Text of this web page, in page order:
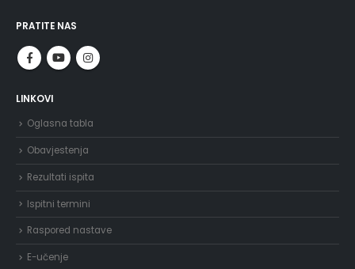
PRATITE NAS
LINKOVI
Oglasna tabla
Obavjestenja
Rezultati ispita
Ispitni termini
Raspored nastave
E-učenje